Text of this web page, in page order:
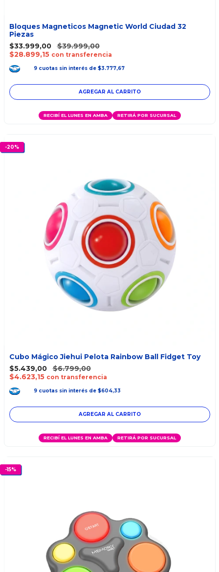
Bloques Magneticos Magnetic World Ciudad 32
Piezas
$33.999,00
$39.999,00
$28.899,15 con transferencia
9 cuotas sin interés de $3.777,67
RECIBÍ EL LUNES EN AMBA RETIRÁ POR SUCURSAL
-20%
Cubo Mágico Jiehui Pelota Rainbow Ball Fidget Toy
$5.439,00
$6.799,00
$4.623,15 con transferencia
9 cuotas sin interés de $604,33
RECIBÍ EL LUNES EN AMBA RETIRÁ POR SUCURSAL
-15%